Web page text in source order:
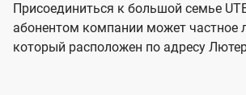
Присоединиться к большой семье
абонентом компании может частное
который расположен по адресу